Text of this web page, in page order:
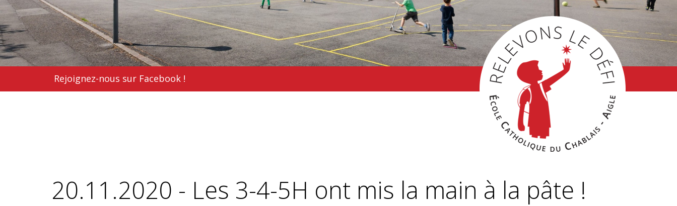
Rejoignez-nous sur Facebook !
20.11.2020 - Les 3-4-5H ont mis la main à la pâte !